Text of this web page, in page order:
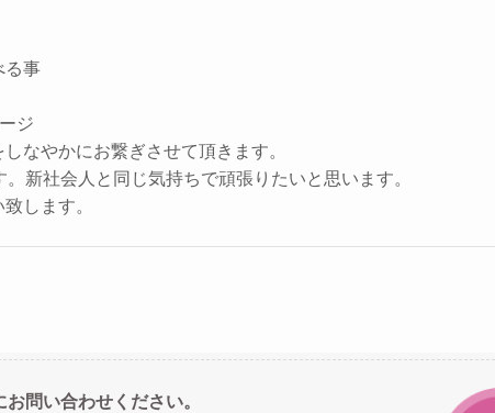
る事
ジ
なやかにお繋ぎさせて頂きます。
新社会人と同じ気持ちで頑張りたいと思います。
します。
お問い合わせください。